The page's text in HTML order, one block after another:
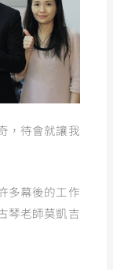
，待會就讓我
多幕後的工作
琴老師莫凱吉